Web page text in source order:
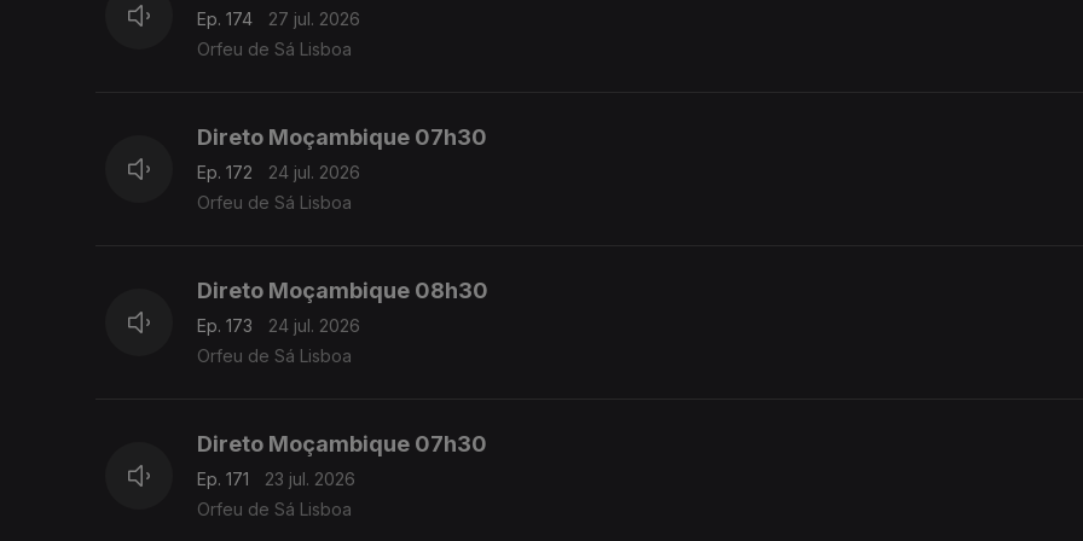
Ep. 174
27 jul. 2026
Orfeu de Sá Lisboa
Direto Moçambique 07h30
Ep. 172
24 jul. 2026
Orfeu de Sá Lisboa
Direto Moçambique 08h30
Ep. 173
24 jul. 2026
Orfeu de Sá Lisboa
Direto Moçambique 07h30
Ep. 171
23 jul. 2026
Orfeu de Sá Lisboa